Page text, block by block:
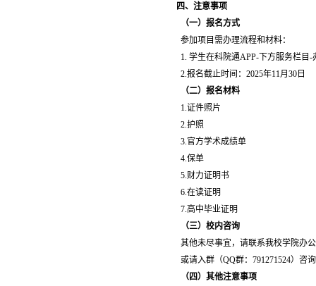
四、注意事项
（一）报名方式
参加项目需办理流程和材料：
1. 学生在科院通APP-下方服务栏目
2.报名截止时间：2025年11月30日
（二）报名材料
1.证件照片
2.护照
3.官方学术成绩单
4.保单
5.财力证明书
6.在读证明
7.高中毕业证明
（三）校内咨询
其他未尽事宜，请联系我校学院办
或请入群（QQ群：791271524）咨
（四）其他注意事项